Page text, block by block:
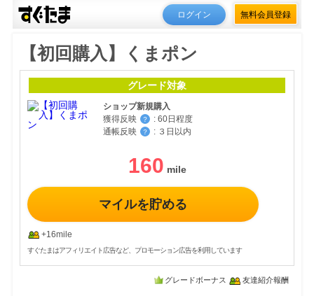
ログイン 無料会員登録
【初回購入】くまポン
グレード対象
ショップ新規購入
獲得反映
？ : 60日程度
通帳反映
？ : ３日以内
160
マイルを貯める
+16mile
すぐたまはアフィリエイト広告など、プロモーション広告を利用しています
グレードボーナス 友達紹介報酬